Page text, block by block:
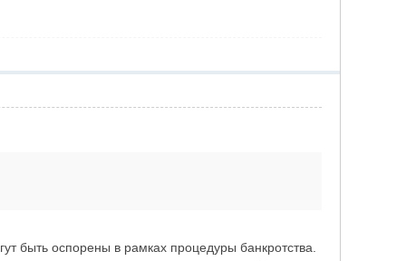
быть оспорены в рамках процедуры банкротства.